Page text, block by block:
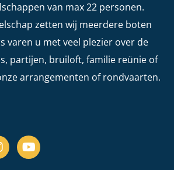
van max 22 personen.
zetten wij meerdere boten
varen u met veel plezier over de
partijen, bruiloft, familie reünie of
arrangementen of rondvaarten.